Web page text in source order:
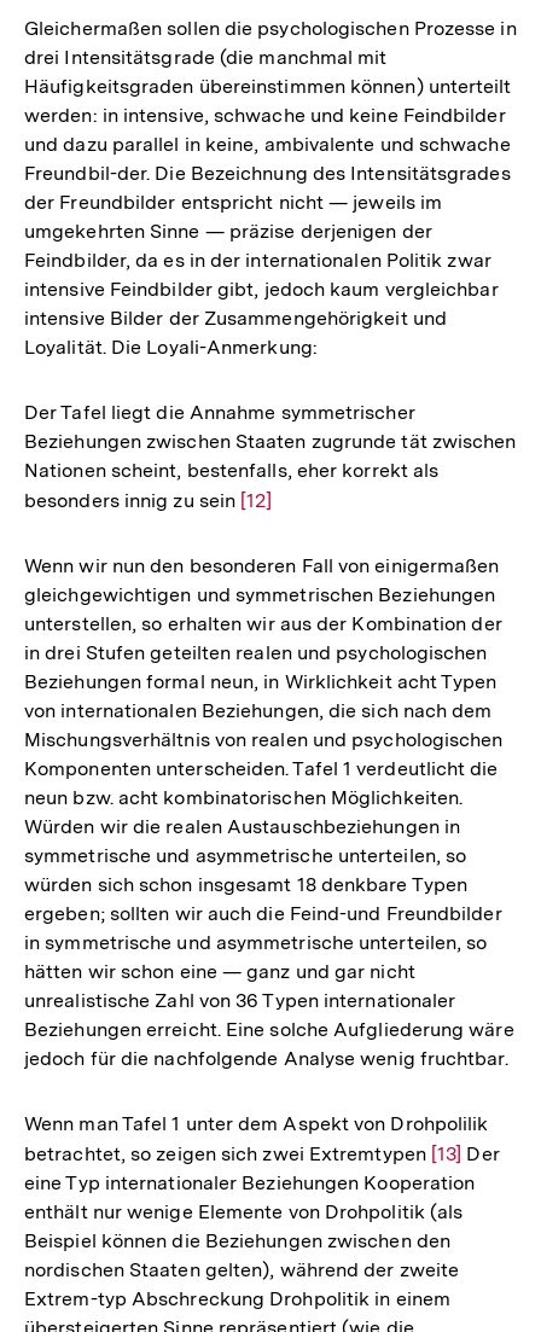
der
Fußnote
Gleichermaßen sollen die psychologischen Prozesse in
drei Intensitätsgrade (die manchmal mit
Häufigkeitsgraden übereinstimmen können) unterteilt
werden: in intensive, schwache und keine Feindbilder
und dazu parallel in keine, ambivalente und schwache
Freundbil-der. Die Bezeichnung des Intensitätsgrades
der Freundbilder entspricht nicht — jeweils im
umgekehrten Sinne — präzise derjenigen der
Feindbilder, da es in der internationalen Politik zwar
intensive Feindbilder gibt, jedoch kaum vergleichbar
intensive Bilder der Zusammengehörigkeit und
Loyalität. Die Loyali-Anmerkung:
Der Tafel liegt die Annahme symmetrischer
Beziehungen zwischen Staaten zugrunde tät zwischen
Nationen scheint, bestenfalls, eher korrekt als
besonders innig zu sein Zur
der
Fußnote
[12]
Wenn wir nun den besonderen Fall von einigermaßen
gleichgewichtigen und symmetrischen Beziehungen
unterstellen, so erhalten wir aus der Kombination der
in drei Stufen geteilten realen und psychologischen
Beziehungen formal neun, in Wirklichkeit acht Typen
von internationalen Beziehungen, die sich nach dem
Mischungsverhältnis von realen und psychologischen
Komponenten unterscheiden. Tafel 1 verdeutlicht die
neun bzw. acht kombinatorischen Möglichkeiten.
Würden wir die realen Austauschbeziehungen in
symmetrische und asymmetrische unterteilen, so
würden sich schon insgesamt 18 denkbare Typen
ergeben; sollten wir auch die Feind-und Freundbilder
in symmetrische und asymmetrische unterteilen, so
hätten wir schon eine — ganz und gar nicht
unrealistische Zahl von 36 Typen internationaler
Beziehungen erreicht. Eine solche Aufgliederung wäre
jedoch für die nachfolgende Analyse wenig fruchtbar.
Wenn man Tafel 1 unter dem Aspekt von Drohpolilik
betrachtet, so zeigen sich zwei Extremtypen Zur
Auflösung
der
Fußnote
[13] Der
eine Typ internationaler Beziehungen Kooperation
enthält nur wenige Elemente von Drohpolitik (als
Beispiel können die Beziehungen zwischen den
nordischen Staaten gelten), während der zweite
Extrem-typ Abschreckung Drohpolitik in einem